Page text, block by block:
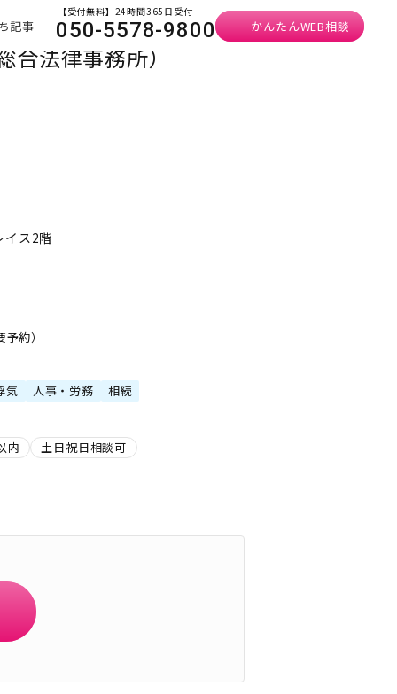
記事
【受付無料】24時間365日受付
050-5578-9800 かんたんWEB相談
法律事務所）
イス2階
約）
気 人事・労務 相続
内 土日祝日相談可